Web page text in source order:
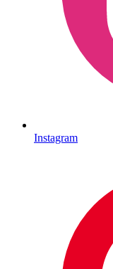
Instagram